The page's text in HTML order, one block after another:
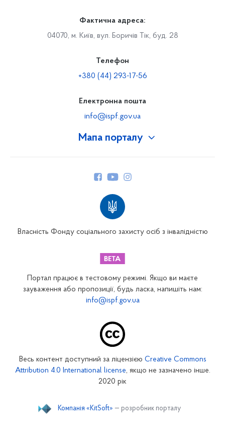
Мапа порталу
Закарпатське відділення
Запорізьке відділення
Кіровоградське відділення
Миколаївське відділення
Фактична адреса:
04070, м. Київ, вул. Боричів Тік, буд. 28
Телефон
+380 (44) 293-17-56
Електронна пошта
info@ispf.gov.ua
Власність Фонду соціального захисту осіб з інвалідністю
Портал працює в тестовому режимі. Якщо ви маєте
зауваження або пропозиції, будь ласка, напишіть нам:
info@ispf.gov.ua
Весь контент доступний за ліцензією Creative Commons
Attribution 4.0 International license, якщо не зазначено інше.
2020 рік
Компанія «KitSoft» — розробник порталу